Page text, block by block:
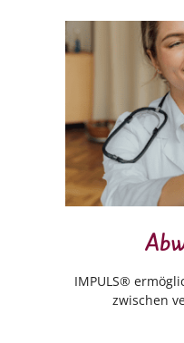
IMPULS®
zwischen